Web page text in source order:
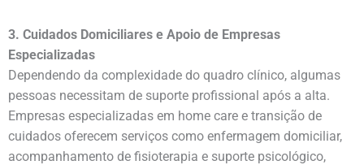
3. Cuidados Domiciliares e Apoio de Empresas
Especializadas
Dependendo da complexidade do quadro clínico, algumas
pessoas necessitam de suporte profissional após a alta.
Empresas especializadas em home care e transição de
cuidados oferecem serviços como enfermagem domiciliar,
acompanhamento de fisioterapia e suporte psicológico,